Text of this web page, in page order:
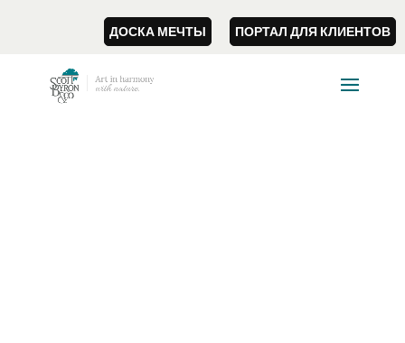
ДОСКА МЕЧТЫ ПОРТАЛ ДЛЯ КЛИЕНТОВ